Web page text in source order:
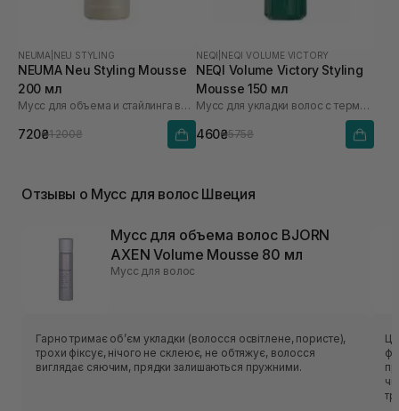
NEUMA NEU STYLING
NEUMA Neu Styling Mousse
200 мл
Мусс для объема и стайлинга волос
720₴1 200₴
NEQI NEQI VOLUME VICTORY
NEQI Volume Victory Styling
Mousse 150 мл
Мусс для укладки волос с термозащитой
460₴575₴
Отзывы о Мусс для волос Швеция
Мусс для объема волос BJORN
AXEN Volume Mousse 80 мл
Мусс для волос
Гарно тримає обʼєм укладки (волосся освітлене, пористе),
трохи фіксує, нічого не склеює, не обтяжує, волосся
виглядає сяючим, прядки залишаються пружними.